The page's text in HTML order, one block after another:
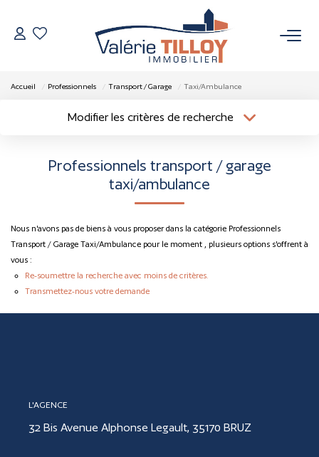
VENDRE
L’AGENCE
Nos Actualités
Nos Outils
Accueil Professionnels Transport / Garage Taxi/Ambulance
Modifier les critères de recherche
Budget max
Professionnels transport / garage
taxi/ambulance
Nous n'avons pas de biens à vous proposer dans la catégorie Professionnels
Transport / Garage Taxi/Ambulance pour le moment , plusieurs options s'offrent à
vous :
Re-soumettre la recherche avec moins de critères.
Transmettez-nous votre demande
L'AGENCE
32 Bis Avenue Alphonse Legault, 35170 BRUZ